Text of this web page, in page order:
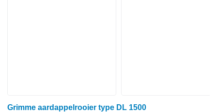
Grimme aardappelrooier type DL 1500